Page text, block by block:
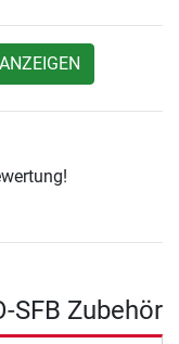
SFB Zubehör